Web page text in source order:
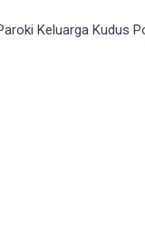
Keluarga Kudus